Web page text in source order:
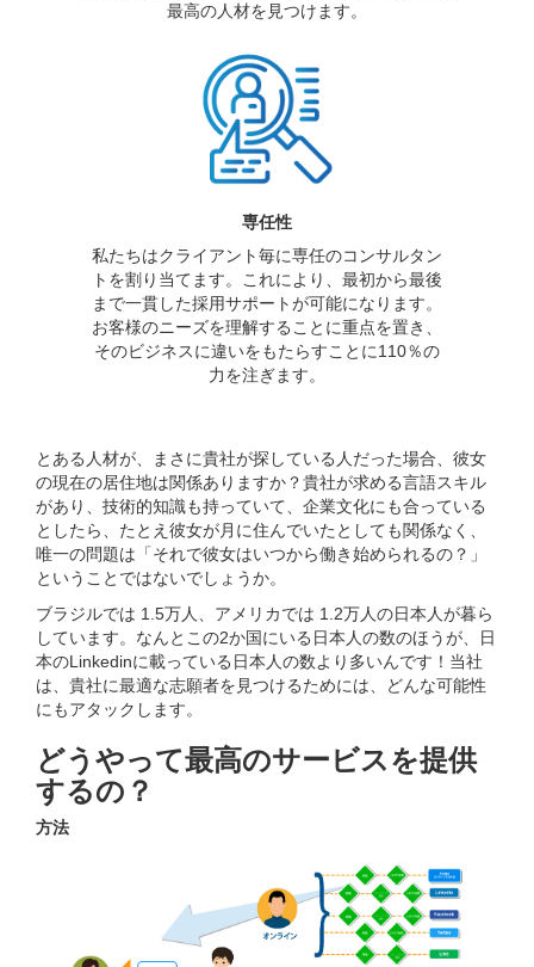
最高の人材を見つけます。
専任性
私たちはクライアント毎に専任のコンサルタン
トを割り当てます。これにより、最初から最後
まで一貫した採用サポートが可能になります。
お客様のニーズを理解することに重点を置き、
そのビジネスに違いをもたらすことに110％の
力を注ぎます。
とある人材が、まさに貴社が探している人だった場合、彼女
の現在の居住地は関係ありますか？貴社が求める言語スキル
があり、技術的知識も持っていて、企業文化にも合っている
としたら、たとえ彼女が月に住んでいたとしても関係なく、
唯一の問題は「それで彼女はいつから働き始められるの？」
ということではないでしょうか。
ブラジルでは 1.5万人、アメリカでは 1.2万人の日本人が暮ら
しています。なんとこの2か国にいる日本人の数のほうが、日
本のLinkedinに載っている日本人の数より多いんです！当社
は、貴社に最適な志願者を見つけるためには、どんな可能性
にもアタックします。
どうやって最高のサービスを提供
するの？
方法